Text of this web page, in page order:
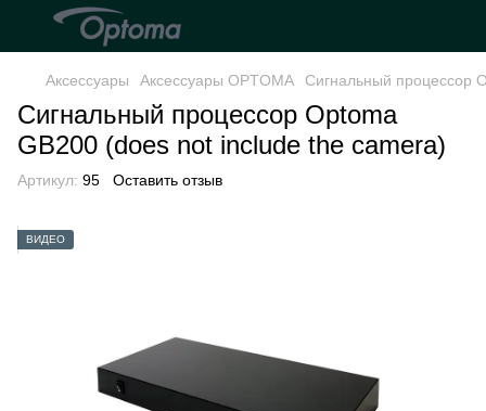
Аксессуары Аксессуары OPTOMA Сигнальный процессор
Сигнальный процессор Optoma
GB200 (does not include the camera)
Артикул: 95 Оставить отзыв
ВИДЕО